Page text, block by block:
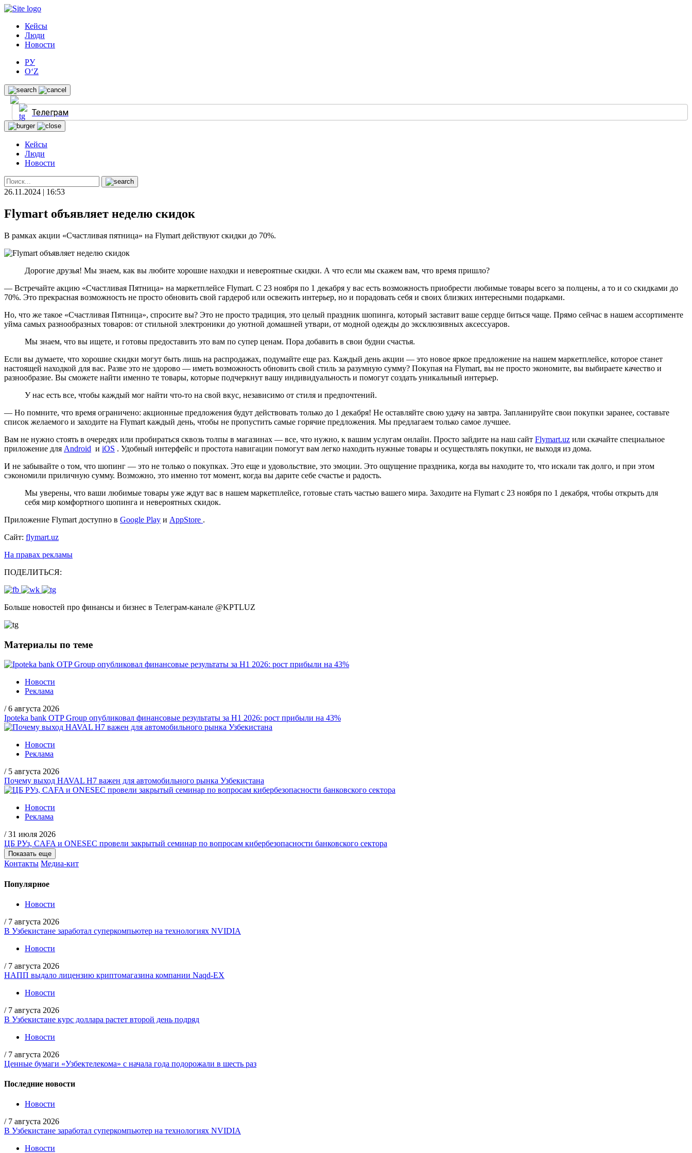
Кейсы
Люди
Новости
РУ
O‘Z
Телеграм
Кейсы
Люди
Новости
26.11.2024 | 16:53
Flymart объявляет неделю скидок
В рамках акции «Счастливая пятница» на Flymart действуют скидки до 70%.
Дорогие друзья! Мы знаем, как вы любите хорошие находки и невероятные скидки. А что если мы скажем вам, что время пришло?
— Встречайте акцию «Счастливая Пятница» на маркетплейсе Flymart. С 23 ноября по 1 декабря у вас есть возможность приобрести любимые товары всего за полцены, а то и со скидками до
70%. Это прекрасная возможность не просто обновить свой гардероб или освежить интерьер, но и порадовать себя и своих близких интересными подарками.
Но, что же такое «Счастливая Пятница», спросите вы? Это не просто традиция, это целый праздник шопинга, который заставит ваше сердце биться чаще. Прямо сейчас в нашем ассортименте
уйма самых разнообразных товаров: от стильной электроники до уютной домашней утвари, от модной одежды до эксклюзивных аксессуаров.
Мы знаем, что вы ищете, и готовы предоставить это вам по супер ценам. Пора добавить в свои будни счастья.
Если вы думаете, что хорошие скидки могут быть лишь на распродажах, подумайте еще раз. Каждый день акции — это новое яркое предложение на нашем маркетплейсе, которое станет
настоящей находкой для вас. Разве это не здорово — иметь возможность обновить свой стиль за разумную сумму? Покупая на Flymart, вы не просто экономите, вы выбираете качество и
разнообразие. Вы сможете найти именно те товары, которые подчеркнут вашу индивидуальность и помогут создать уникальный интерьер.
У нас есть все, чтобы каждый мог найти что-то на свой вкус, независимо от стиля и предпочтений.
— Но помните, что время ограничено: акционные предложения будут действовать только до 1 декабря! Не оставляйте свою удачу на завтра. Запланируйте свои покупки заранее, составьте
список желаемого и заходите на Flymart каждый день, чтобы не пропустить самые горячие предложения. Мы предлагаем только самое лучшее.
Вам не нужно стоять в очередях или пробираться сквозь толпы в магазинах — все, что нужно, к вашим услугам онлайн. Просто зайдите на наш сайт Flymart.uz или скачайте специальное
приложение для Android и iOS . Удобный интерфейс и простота навигации помогут вам легко находить нужные товары и осуществлять покупки, не выходя из дома.
И не забывайте о том, что шопинг — это не только о покупках. Это еще и удовольствие, это эмоции. Это ощущение праздника, когда вы находите то, что искали так долго, и при этом
сэкономили приличную сумму. Возможно, это именно тот момент, когда вы дарите себе счастье и радость.
Мы уверены, что ваши любимые товары уже ждут вас в нашем маркетплейсе, готовые стать частью вашего мира. Заходите на Flymart с 23 ноября по 1 декабря, чтобы открыть для
себя мир комфортного шопинга и невероятных скидок.
Приложение Flymart доступно в Google Play и AppStore .
Сайт: flymart.uz
На правах рекламы
ПОДЕЛИТЬСЯ:
Больше новостей про финансы и бизнес в Телеграм-канале @KPTLUZ
Материалы по теме
Новости
Реклама
/ 6 августа 2026
Ipoteka bank OTP Group опубликовал финансовые результаты за H1 2026: рост прибыли на 43%
Новости
Реклама
/ 5 августа 2026
Почему выход HAVAL H7 важен для автомобильного рынка Узбекистана
Новости
Реклама
/ 31 июля 2026
ЦБ РУз, CAFA и ONESEC провели закрытый семинар по вопросам кибербезопасности банковского сектора
Показать еще
Контакты Медиа-кит
Популярное
Новости
/ 7 августа 2026
В Узбекистане заработал суперкомпьютер на технологиях NVIDIA
Новости
/ 7 августа 2026
НАПП выдало лицензию криптомагазина компании Naqd-EX
Новости
/ 7 августа 2026
В Узбекистане курс доллара растет второй день подряд
Новости
/ 7 августа 2026
Ценные бумаги «Узбектелекома» с начала года подорожали в шесть раз
Последние новости
Новости
/ 7 августа 2026
В Узбекистане заработал суперкомпьютер на технологиях NVIDIA
Новости